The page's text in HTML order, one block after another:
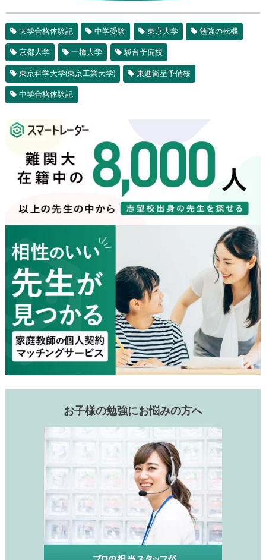
大学合格体験記 中学受験 東京大学 勉強の転機
京都大学 一橋大学 駿台予備校
東京科学大学(東京工業大学) 東進衛星予備校
中学合格体験記
お子様の勉強にお悩みの方へ